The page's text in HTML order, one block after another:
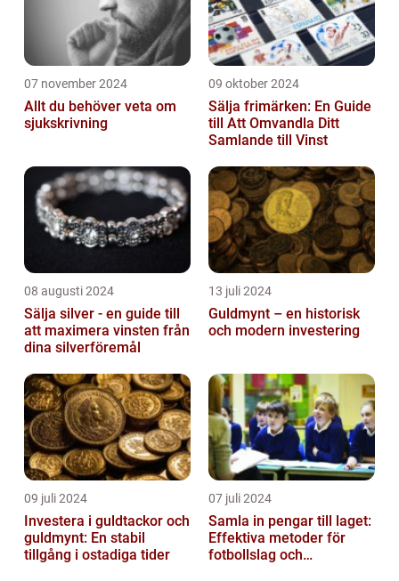
07 november 2024
Allt du behöver veta om
sjukskrivning
09 oktober 2024
Sälja frimärken: En Guide
till Att Omvandla Ditt
Samlande till Vinst
08 augusti 2024
Sälja silver - en guide till
att maximera vinsten från
dina silverföremål
13 juli 2024
Guldmynt – en historisk
och modern investering
09 juli 2024
Investera i guldtackor och
guldmynt: En stabil
tillgång i ostadiga tider
07 juli 2024
Samla in pengar till laget:
Effektiva metoder för
fotbollslag och